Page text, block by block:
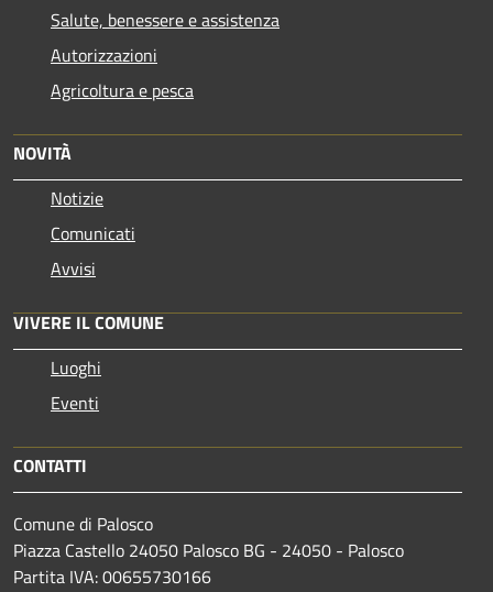
Salute, benessere e assistenza
Autorizzazioni
Agricoltura e pesca
NOVITÀ
Notizie
Comunicati
Avvisi
VIVERE IL COMUNE
Luoghi
Eventi
CONTATTI
Comune di Palosco
Piazza Castello 24050 Palosco BG - 24050 - Palosco
Partita IVA: 00655730166